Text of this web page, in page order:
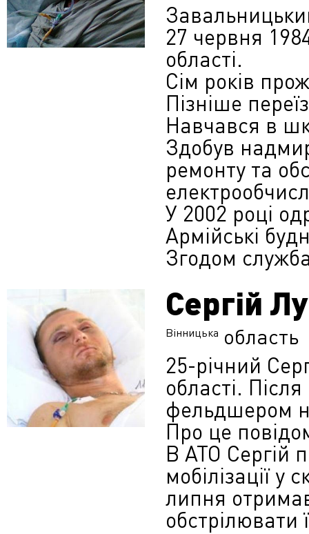
27 червня
області.
Сім років
Пізніше
Навчався в
Здобув
ремонту та
У 2002 році
Армійські
Згодом
Сергій
Вінницька область
25-річний
області.
фельдшером
Про це
В АТО Сергій
мобілізації у
липня
обстрілювати